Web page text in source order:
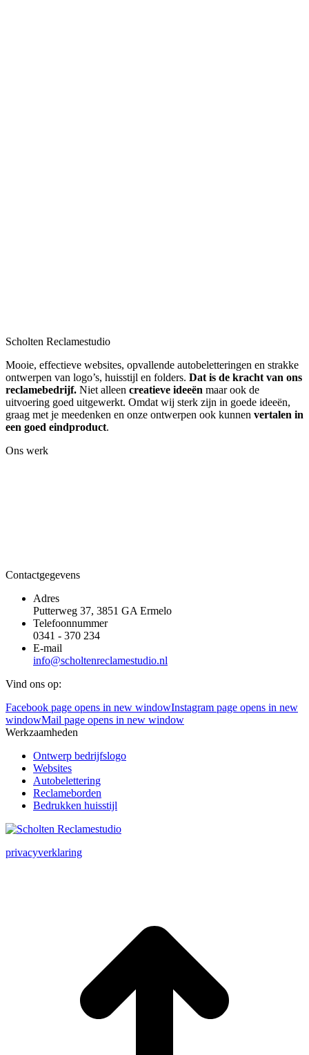
Scholten Reclamestudio
Mooie, effectieve websites, opvallende autobeletteringen en strakke
ontwerpen van logo’s, huisstijl en folders. Dat is de kracht van ons
reclamebedrijf. Niet alleen creatieve ideeën maar ook de
uitvoering goed uitgewerkt. Omdat wij sterk zijn in goede ideeën,
graag met je meedenken en onze ontwerpen ook kunnen vertalen in
een goed eindproduct.
Ons werk
Contactgegevens
Adres
Putterweg 37, 3851 GA Ermelo
Telefoonnummer
0341 - 370 234
E-mail
info@scholtenreclamestudio.nl
Vind ons op:
Facebook page opens in new windowInstagram page opens in new
windowMail page opens in new window
Werkzaamheden
Ontwerp bedrijfslogo
Websites
Autobelettering
Reclameborden
Bedrukken huisstijl
privacyverklaring